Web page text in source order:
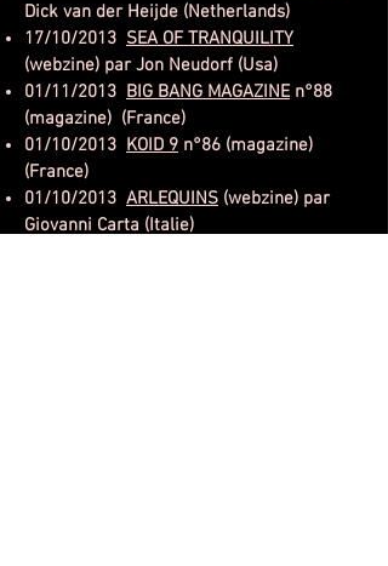
Dick van der Heijde (Netherlands)
17/10/2013 SEA OF TRANQUILITY
(webzine) par Jon Neudorf (Usa)
01/11/2013 BIG BANG MAGAZINEn°88
(magazine) (France)
01/10/2013 KOID 9 n°86 (magazine)
(France)
01/10/2013 ARLEQUINS (webzine) par
Giovanni Carta (Italie)